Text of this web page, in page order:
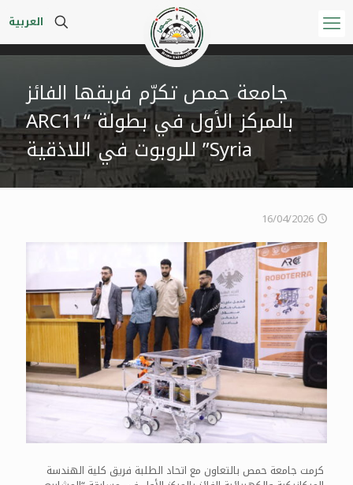
العربية
جامعة حمص تكرّم فريقها الفائز
بالمركز الأول في بطولة “ARC11
Syria” للروبوت في اللاذقية
16/04/2026
كرمت جامعة حمص بالتعاون مع اتحاد الطلبة فريق كلية الهندسة